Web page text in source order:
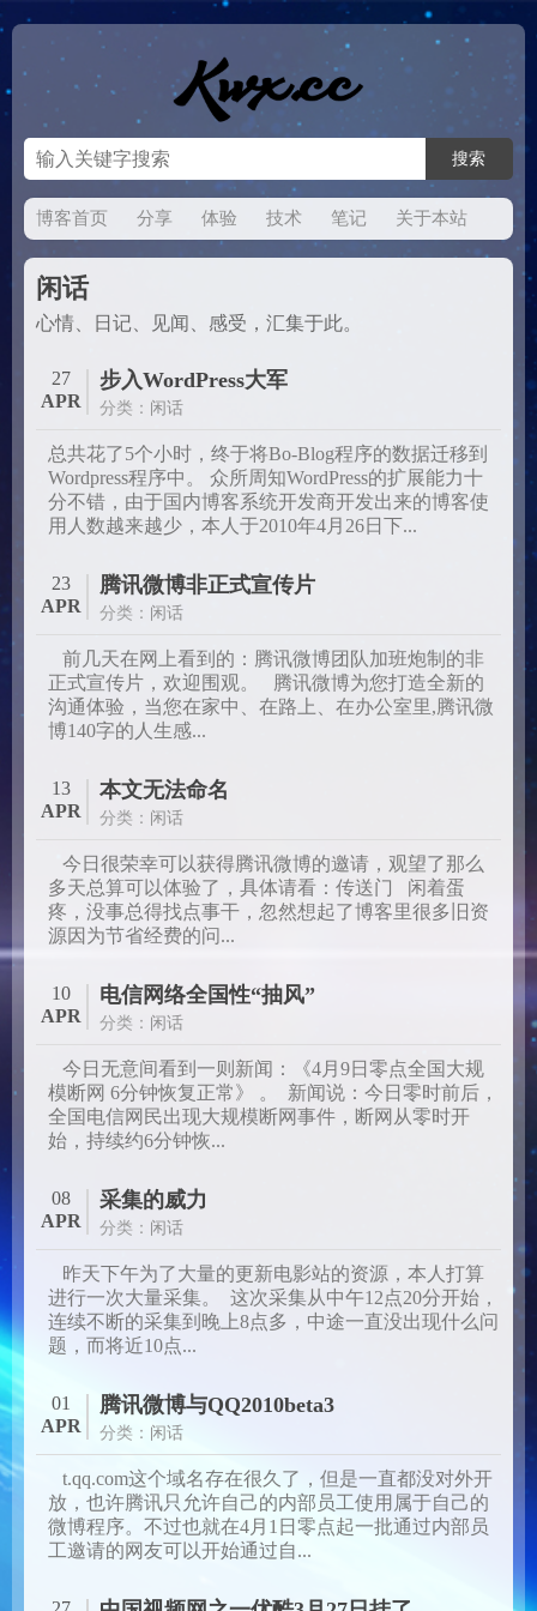
博客首页 分享 体验 技术 笔记 关于本站
闲话
心情、日记、见闻、感受，汇集于此。
步入WordPress大军
分类： 闲话
27
APR
总共花了5个小时，终于将Bo-Blog程序的数据迁移到
Wordpress程序中。 众所周知WordPress的扩展能力十
分不错，由于国内博客系统开发商开发出来的博客使
用人数越来越少，本人于2010年4月26日下...
腾讯微博非正式宣传片
分类： 闲话
23
APR
前几天在网上看到的：腾讯微博团队加班炮制的非
正式宣传片，欢迎围观。 腾讯微博为您打造全新的
沟通体验，当您在家中、在路上、在办公室里,腾讯微
博140字的人生感...
本文无法命名
分类： 闲话
13
APR
今日很荣幸可以获得腾讯微博的邀请，观望了那么
多天总算可以体验了，具体请看：传送门 闲着蛋
疼，没事总得找点事干，忽然想起了博客里很多旧资
源因为节省经费的问...
电信网络全国性“抽风”
分类： 闲话
10
APR
今日无意间看到一则新闻：《4月9日零点全国大规
模断网 6分钟恢复正常》 。 新闻说：今日零时前后，
全国电信网民出现大规模断网事件，断网从零时开
始，持续约6分钟恢...
采集的威力
分类： 闲话
08
APR
昨天下午为了大量的更新电影站的资源，本人打算
进行一次大量采集。 这次采集从中午12点20分开始，
连续不断的采集到晚上8点多，中途一直没出现什么问
题，而将近10点...
腾讯微博与QQ2010beta3
分类： 闲话
01
APR
t.qq.com这个域名存在很久了，但是一直都没对外开
放，也许腾讯只允许自己的内部员工使用属于自己的
微博程序。不过也就在4月1日零点起一批通过内部员
工邀请的网友可以开始通过自...